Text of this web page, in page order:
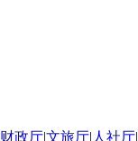
财政厅|文旅厅| 人社厅|